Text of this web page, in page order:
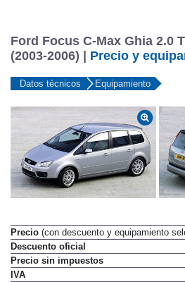
Ford Focus C-Max Ghia 2.0
(2003-2006) | Precio y
Datos técnicos Equipamiento
Precio (con descuento y equipamiento
Descuento oficial
Precio sin impuestos
IVA